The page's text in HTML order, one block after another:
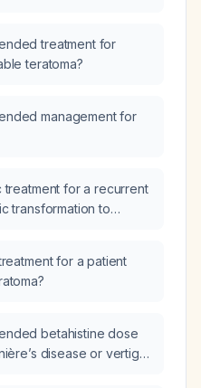
treatment for
teratoma?
management for
treatment for a recurrent
transformation to
for a patient
betahistine dose
disease or vertigo,